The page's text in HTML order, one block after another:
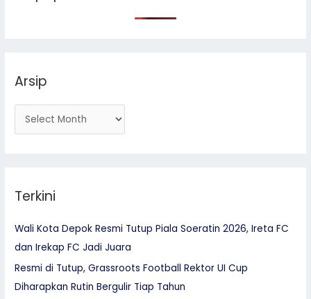
:Arsip
Terkini
Wali Kota Depok Resmi Tutup Piala Soeratin 2026, Ireta FC
dan Irekap FC Jadi Juara
Resmi di Tutup, Grassroots Football Rektor UI Cup
Diharapkan Rutin Bergulir Tiap Tahun